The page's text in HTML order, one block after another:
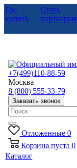
Где
купить
Стать
партнером
+7(499)110-88-59
Москва
8 (800) 555-33-79
Заказать звонок
Отложенные 0
Корзина пуста 0
Каталог